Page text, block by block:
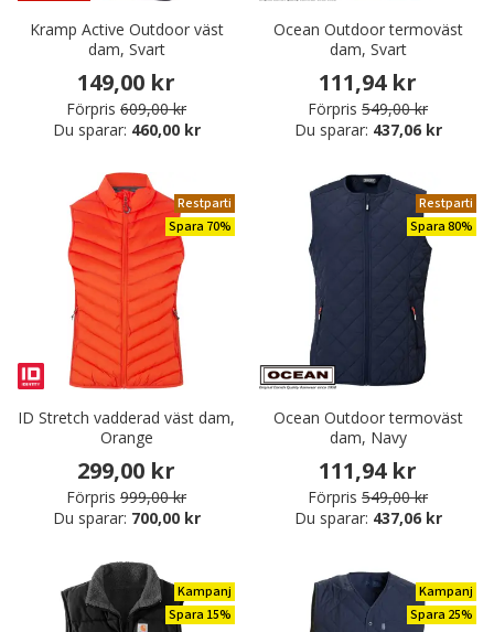
Kramp Active Outdoor väst
dam, Svart
149,00 kr
Förpris 609,00 kr
Du sparar: 460,00 kr
Ocean Outdoor termoväst
dam, Svart
111,94 kr
Förpris 549,00 kr
Du sparar: 437,06 kr
Restparti
Spara 70%
ID Stretch vadderad väst dam,
Orange
299,00 kr
Förpris 999,00 kr
Du sparar: 700,00 kr
Restparti
Spara 80%
Ocean Outdoor termoväst
dam, Navy
111,94 kr
Förpris 549,00 kr
Du sparar: 437,06 kr
Kampanj
Spara 15%
Kampanj
Spara 25%